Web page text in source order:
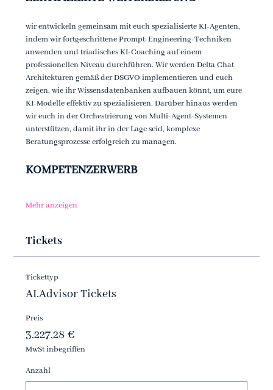
wir entwickeln gemeinsam mit euch spezialisierte KI-Agenten,
indem wir fortgeschrittene Prompt-Engineering-Techniken
anwenden und triadisches KI-Coaching auf einem
professionellen Niveau durchführen. Wir werden Delta Chat
Architekturen gemäß der DSGVO implementieren und euch
zeigen, wie ihr Wissensdatenbanken aufbauen könnt, um eure
KI-Modelle effektiv zu spezialisieren. Darüber hinaus werden
wir euch in der Orchestrierung von Multi-Agent-Systemen
unterstützen, damit ihr in der Lage seid, komplexe
Beratungsprozesse erfolgreich zu managen.
KOMPETENZERWERB
Mehr anzeigen
Tickets
Tickettyp
AI.Advisor Tickets
Preis
3.227,28 €
MwSt inbegriffen
Anzahl